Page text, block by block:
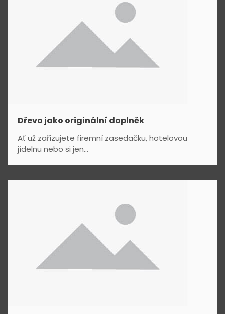
Dřevo jako originální doplněk
Ať už zařizujete firemní zasedačku, hotelovou
jídelnu nebo si jen...